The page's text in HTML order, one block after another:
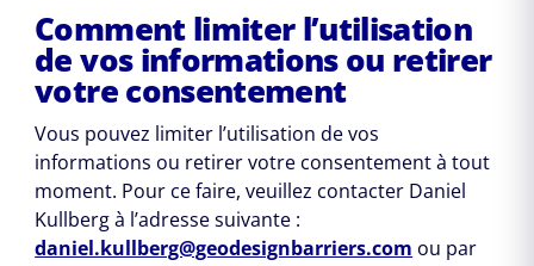
Comment limiter l’utilisation
de vos informations ou retirer
votre consentement
Vous pouvez limiter l’utilisation de vos
informations ou retirer votre consentement à tout
moment. Pour ce faire, veuillez contacter Daniel
Kullberg à l’adresse suivante :
daniel.kullberg@geodesignbarriers.com ou par